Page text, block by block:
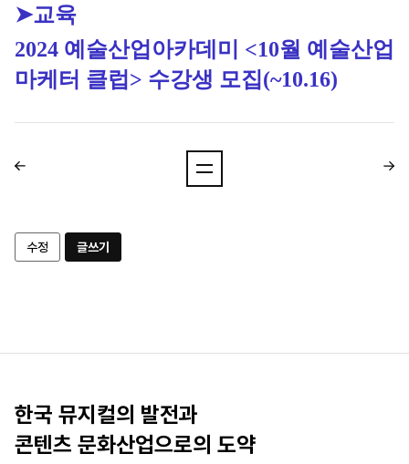
➤교육
2024 예술산업아카데미 <10월 예술산업
마케터 클럽> 수강생 모집(~10.16)
수정 글쓰기
한국 뮤지컬의 발전과
콘텐츠 문화산업으로의 도약